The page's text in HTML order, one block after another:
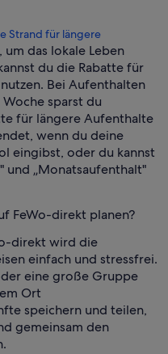
Strand für längere
das lokale Leben
du die Rabatte für
Bei Aufenthalten
sparst du
für längere Aufenthalte
wenn du deine
eingibst, oder du kannst
und „Monatsaufenthalt"
FeWo-direkt planen?
direkt wird die
einfach und stressfrei.
eine große Gruppe
Ort
speichern und teilen,
gemeinsam den